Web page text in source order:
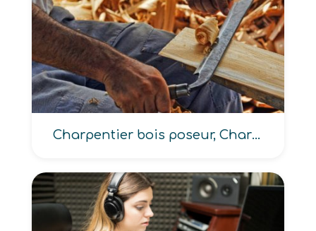
Charpentier bois poseur, Charpentier poseur